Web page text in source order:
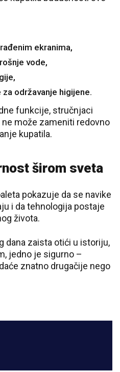
ekranima,
vode,
održavanje higijene.
funkcije, stručnjaci
može zameniti redovno
kupatila.
širom sveta
pokazuje da se navike
i da tehnologija postaje
života.
dana zaista otići u istoriju,
jedno je sigurno –
znatno drugačije nego